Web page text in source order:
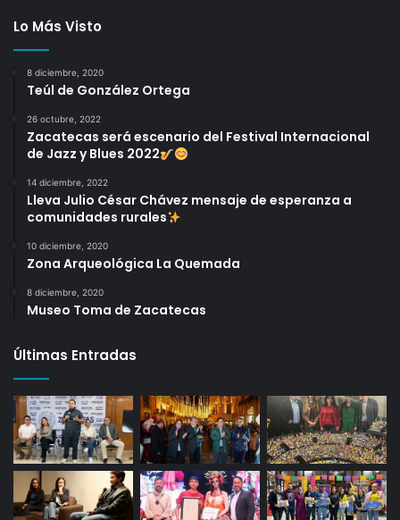
Lo Más Visto
8 diciembre, 2020
Teúl de González Ortega
26 octubre, 2022
Zacatecas será escenario del Festival Internacional
de Jazz y Blues 2022
14 diciembre, 2022
Lleva Julio César Chávez mensaje de esperanza a
comunidades rurales
10 diciembre, 2020
Zona Arqueológica La Quemada
8 diciembre, 2020
Museo Toma de Zacatecas
Últimas Entradas